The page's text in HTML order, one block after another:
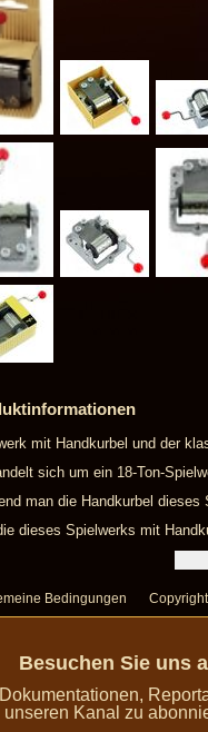
mit Handkurbel und der
sich um ein 18-Ton-
man die Handkurbel
dieses Spielwerks mit
Bedingungen Copyright
Besuchen Sie uns
Kanal zu